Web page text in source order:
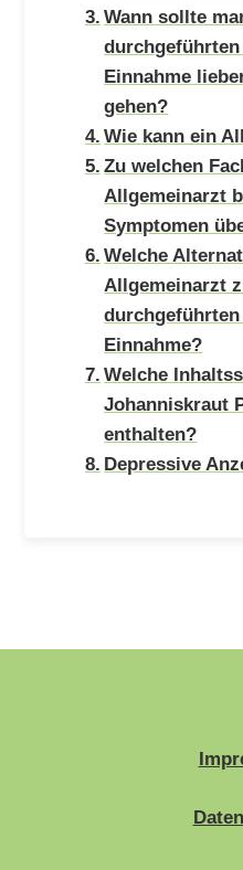
Wann sollte
Einnahme
gehen?
Wie kann ein
Zu welchen
Allgemeinarzt
Symptomen
Welche
Allgemeinarzt
Einnahme?
Welche
Johanniskraut
enthalten?
Depressive